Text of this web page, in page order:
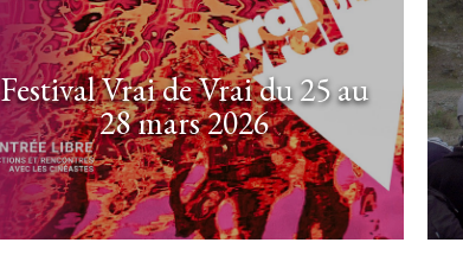
Festival Vrai de Vrai du 25 au
28 mars 2026